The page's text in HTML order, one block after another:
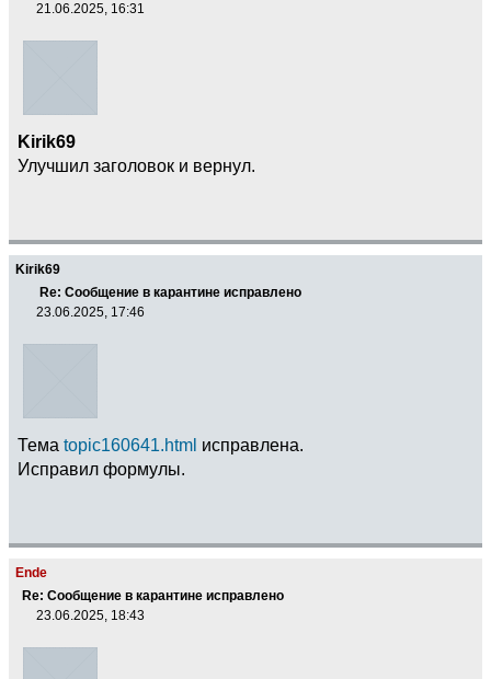
21.06.2025, 16:31
Kirik69
Улучшил заголовок и вернул.
Kirik69
Re: Сообщение в карантине исправлено
23.06.2025, 17:46
Тема topic160641.html исправлена.
Исправил формулы.
Ende
Re: Сообщение в карантине исправлено
23.06.2025, 18:43